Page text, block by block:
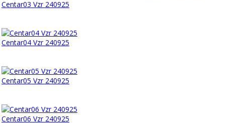
Centar03 Vzr 240925
Centar04 Vzr 240925
Centar05 Vzr 240925
Centar06 Vzr 240925